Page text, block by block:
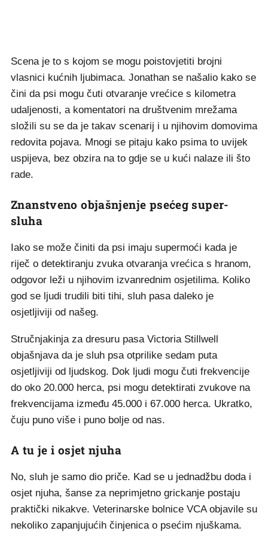
Scena je to s kojom se mogu poistovjetiti brojni
vlasnici kućnih ljubimaca. Jonathan se našalio kako se
čini da psi mogu čuti otvaranje vrećice s kilometra
udaljenosti, a komentatori na društvenim mrežama
složili su se da je takav scenarij i u njihovim domovima
redovita pojava. Mnogi se pitaju kako psima to uvijek
uspijeva, bez obzira na to gdje se u kući nalaze ili što
rade.
Znanstveno objašnjenje psećeg super-
sluha
Iako se može činiti da psi imaju supermoći kada je
riječ o detektiranju zvuka otvaranja vrećica s hranom,
odgovor leži u njihovim izvanrednim osjetilima. Koliko
god se ljudi trudili biti tihi, sluh pasa daleko je
osjetljiviji od našeg.
Stručnjakinja za dresuru pasa Victoria Stillwell
objašnjava da je sluh psa otprilike sedam puta
osjetljiviji od ljudskog. Dok ljudi mogu čuti frekvencije
do oko 20.000 herca, psi mogu detektirati zvukove na
frekvencijama između 45.000 i 67.000 herca. Ukratko,
čuju puno više i puno bolje od nas.
A tu je i osjet njuha
No, sluh je samo dio priče. Kad se u jednadžbu doda i
osjet njuha, šanse za neprimjetno grickanje postaju
praktički nikakve. Veterinarske bolnice VCA objavile su
nekoliko zapanjujućih činjenica o psećim njuškama.